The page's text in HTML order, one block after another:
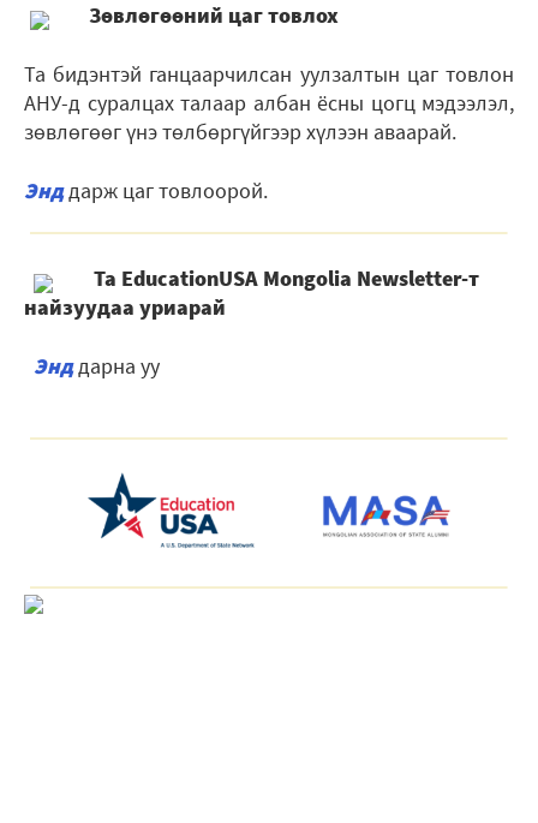
Зѳвлѳгѳѳний цаг товлох
Та бидэнтэй ганцаарчилсан уулзалтын цаг товлон
АНУ-д суралцах талаар албан ёсны цогц мэдээлэл,
зөвлөгөөг үнэ тѳлбѳргүйгээр хүлээн аваарай.
Энддарж цаг товлоорой.
Та EducationUSA Mongolia Newsletter-т
найзуудаа уриарай
Энддарна уу